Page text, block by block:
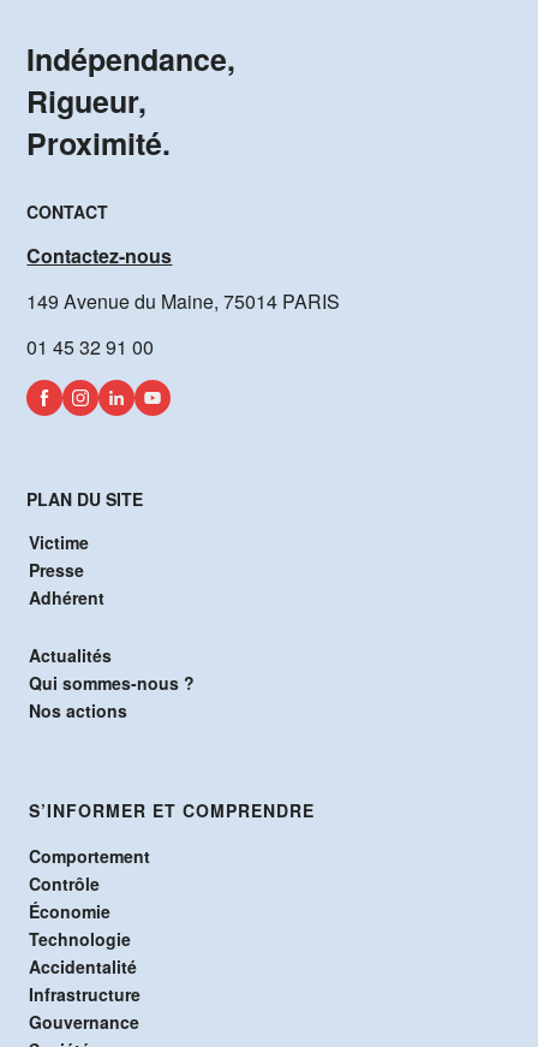
Indépendance,
Rigueur,
Proximité.
CONTACT
Contactez-nous
149 Avenue du Maine, 75014 PARIS
01 45 32 91 00
PLAN DU SITE
Victime
Presse
Adhérent
Actualités
Qui sommes-nous ?
Nos actions
S’INFORMER ET COMPRENDRE
Comportement
Contrôle
Économie
Technologie
Accidentalité
Infrastructure
Gouvernance